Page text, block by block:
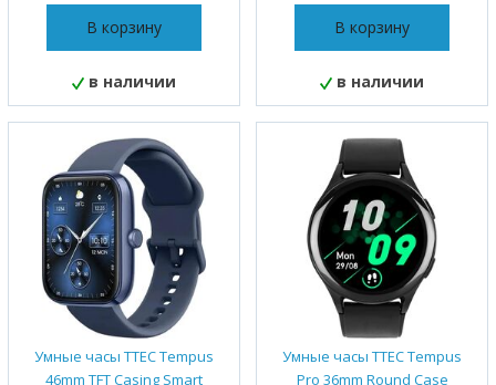
В корзину
в наличии
В корзину
в наличии
Умные часы TTEC Tempus
46mm TFT Casing Smart
Умные часы TTEC Tempus
Pro 36mm Round Case